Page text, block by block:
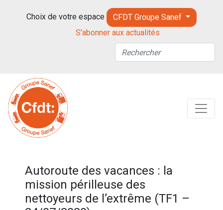
Choix de votre espace
CFDT Groupe Sanef
S'abonner aux actualités
Autoroute des vacances : la
mission périlleuse des
nettoyeurs de l’extrême (TF1 –